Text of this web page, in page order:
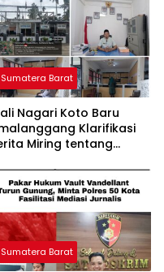
Sumatera Barat
Nagari Koto Baru
Klarifikasi
Miring tentang
Sumatera Barat